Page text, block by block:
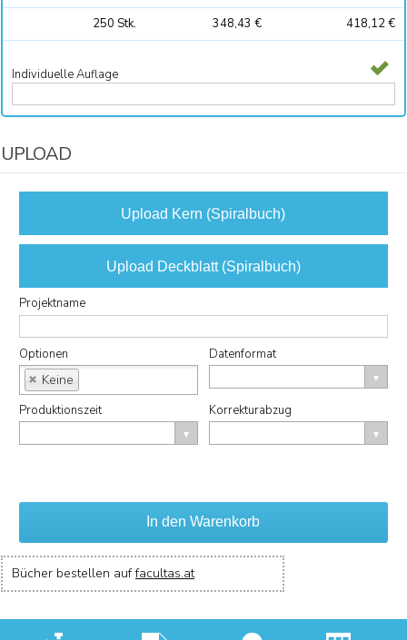
In den Warenkorb
250 Stk. 348,43 € 418,12 €
Individuelle Auflage
UPLOAD
Upload Kern (Spiralbuch)
Jetzt Pdf schon hochladen und von der Produktvorschau
Upload Deckblatt (Spiralbuch)
Jetzt Pdf schon hochladen und von der Produktvorschau
profitieren.
Projektname
Optionen
Keine
Datenformat
Produktionszeit Korrekturabzug
Bücher bestellen auffacultas.at